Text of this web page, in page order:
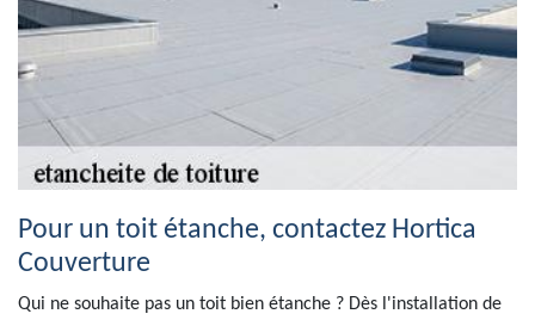
Pour un toit étanche, contactez Hortica
Couverture
Qui ne souhaite pas un toit bien étanche ? Dès l'installation de